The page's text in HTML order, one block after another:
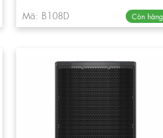
Mã: B108D
Còn hàng